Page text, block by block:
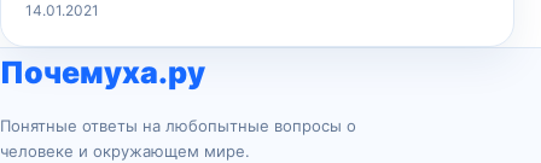
14.01.2021
Почемуха.ру
Понятные ответы на любопытные вопросы о
человеке и окружающем мире.